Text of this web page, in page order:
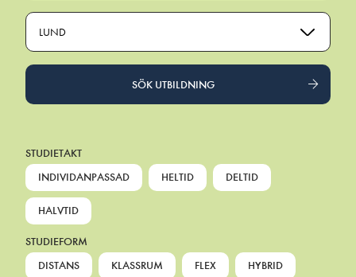
LUND
SÖK UTBILDNING
STUDIETAKT
INDIVIDANPASSAD
HELTID DELTID
HALVTID
STUDIEFORM
DISTANS
KLASSRUM FLEX HYBRID